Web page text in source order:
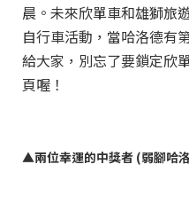
晨。未來欣單車和雄獅旅
自行車活動，當哈洛德有
給大家，別忘了要鎖定欣
頁喔！
▲兩位幸運的中獎者 (弱腳哈